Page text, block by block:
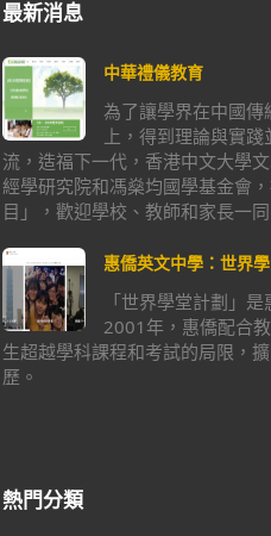
最新消息
中華禮儀教育
為了讓學界在中國
上，得到理論與實
流，造福下一代，香港中文大學
經學研究院和馮燊均國學基金會
目」，歡迎學校、教師和家長一同
惠僑英文中學：世界
「世界學堂計劃」
2001年，惠僑配合
生超越學科課程和考試的局限，
歷。
熱門分類